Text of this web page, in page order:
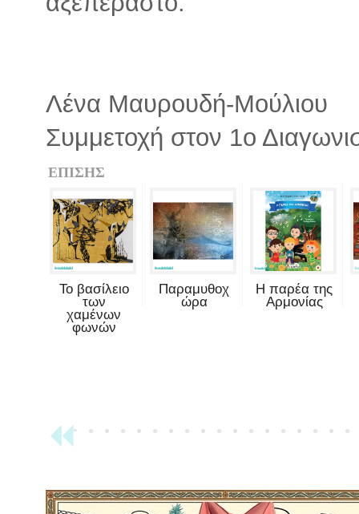
Λένα Μαυρουδή-Μούλιου
Συμμετοχή στον 1ο
ΕΠΙΣΗΣ
Το βασίλειο
των
χαμένων
φωνών
Παραμυθοχ
ώρα
Η παρέα της
Αρμονίας